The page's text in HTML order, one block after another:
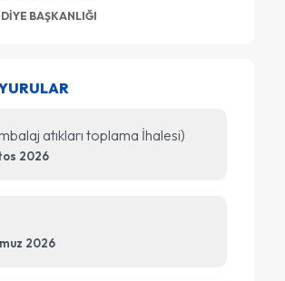
BAŞKANLIĞI
atıkları toplama İhalesi)
2026
2026